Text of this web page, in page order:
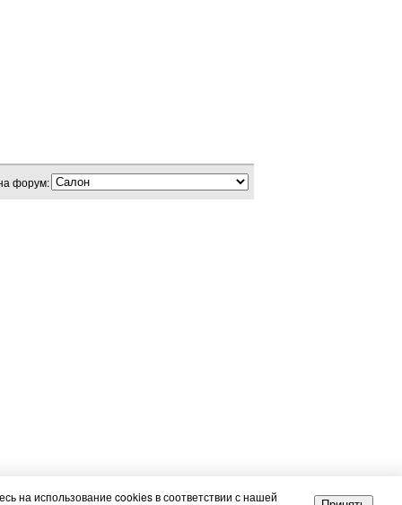
форум:
на использование cookies в соответствии с нашей